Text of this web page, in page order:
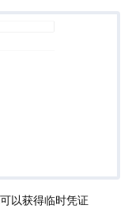
以获得临时凭证